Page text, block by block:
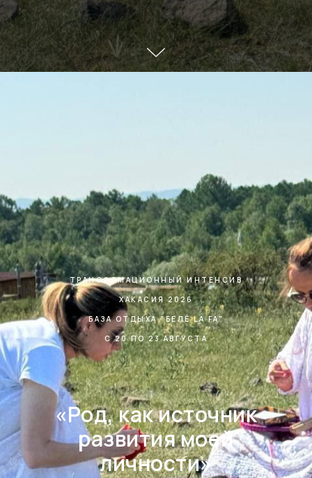
ТРАНСФОМАЦИОННЫЙ ИНТЕНСИВ
ХАКАСИЯ 2026
БАЗА ОТДЫХА "БЕЛЁ LА FA"
С 20 ПО 23 АВГУСТА
«Род, как источник
развития моей
личности»